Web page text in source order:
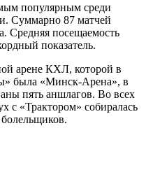
популярным среди
Суммарно 87 матчей
Средняя посещаемость
показатель.
арене КХЛ, которой в
была «Минск-Арена», в
пять аншлагов. Во всех
с «Трактором» собиралась